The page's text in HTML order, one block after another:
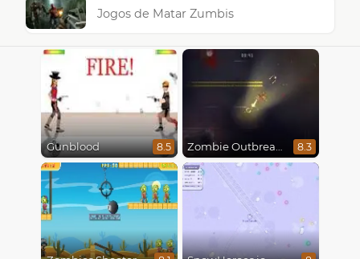
Jogos de Matar Zumbis
Gunblood 8.5 Zombie Outbreak Arena 8.3